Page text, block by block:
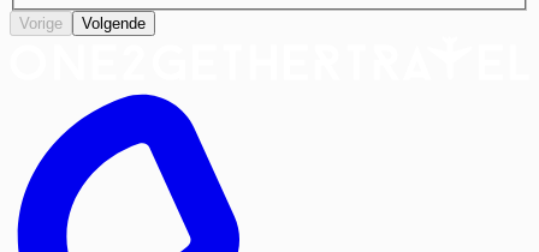
Vorige Volgende